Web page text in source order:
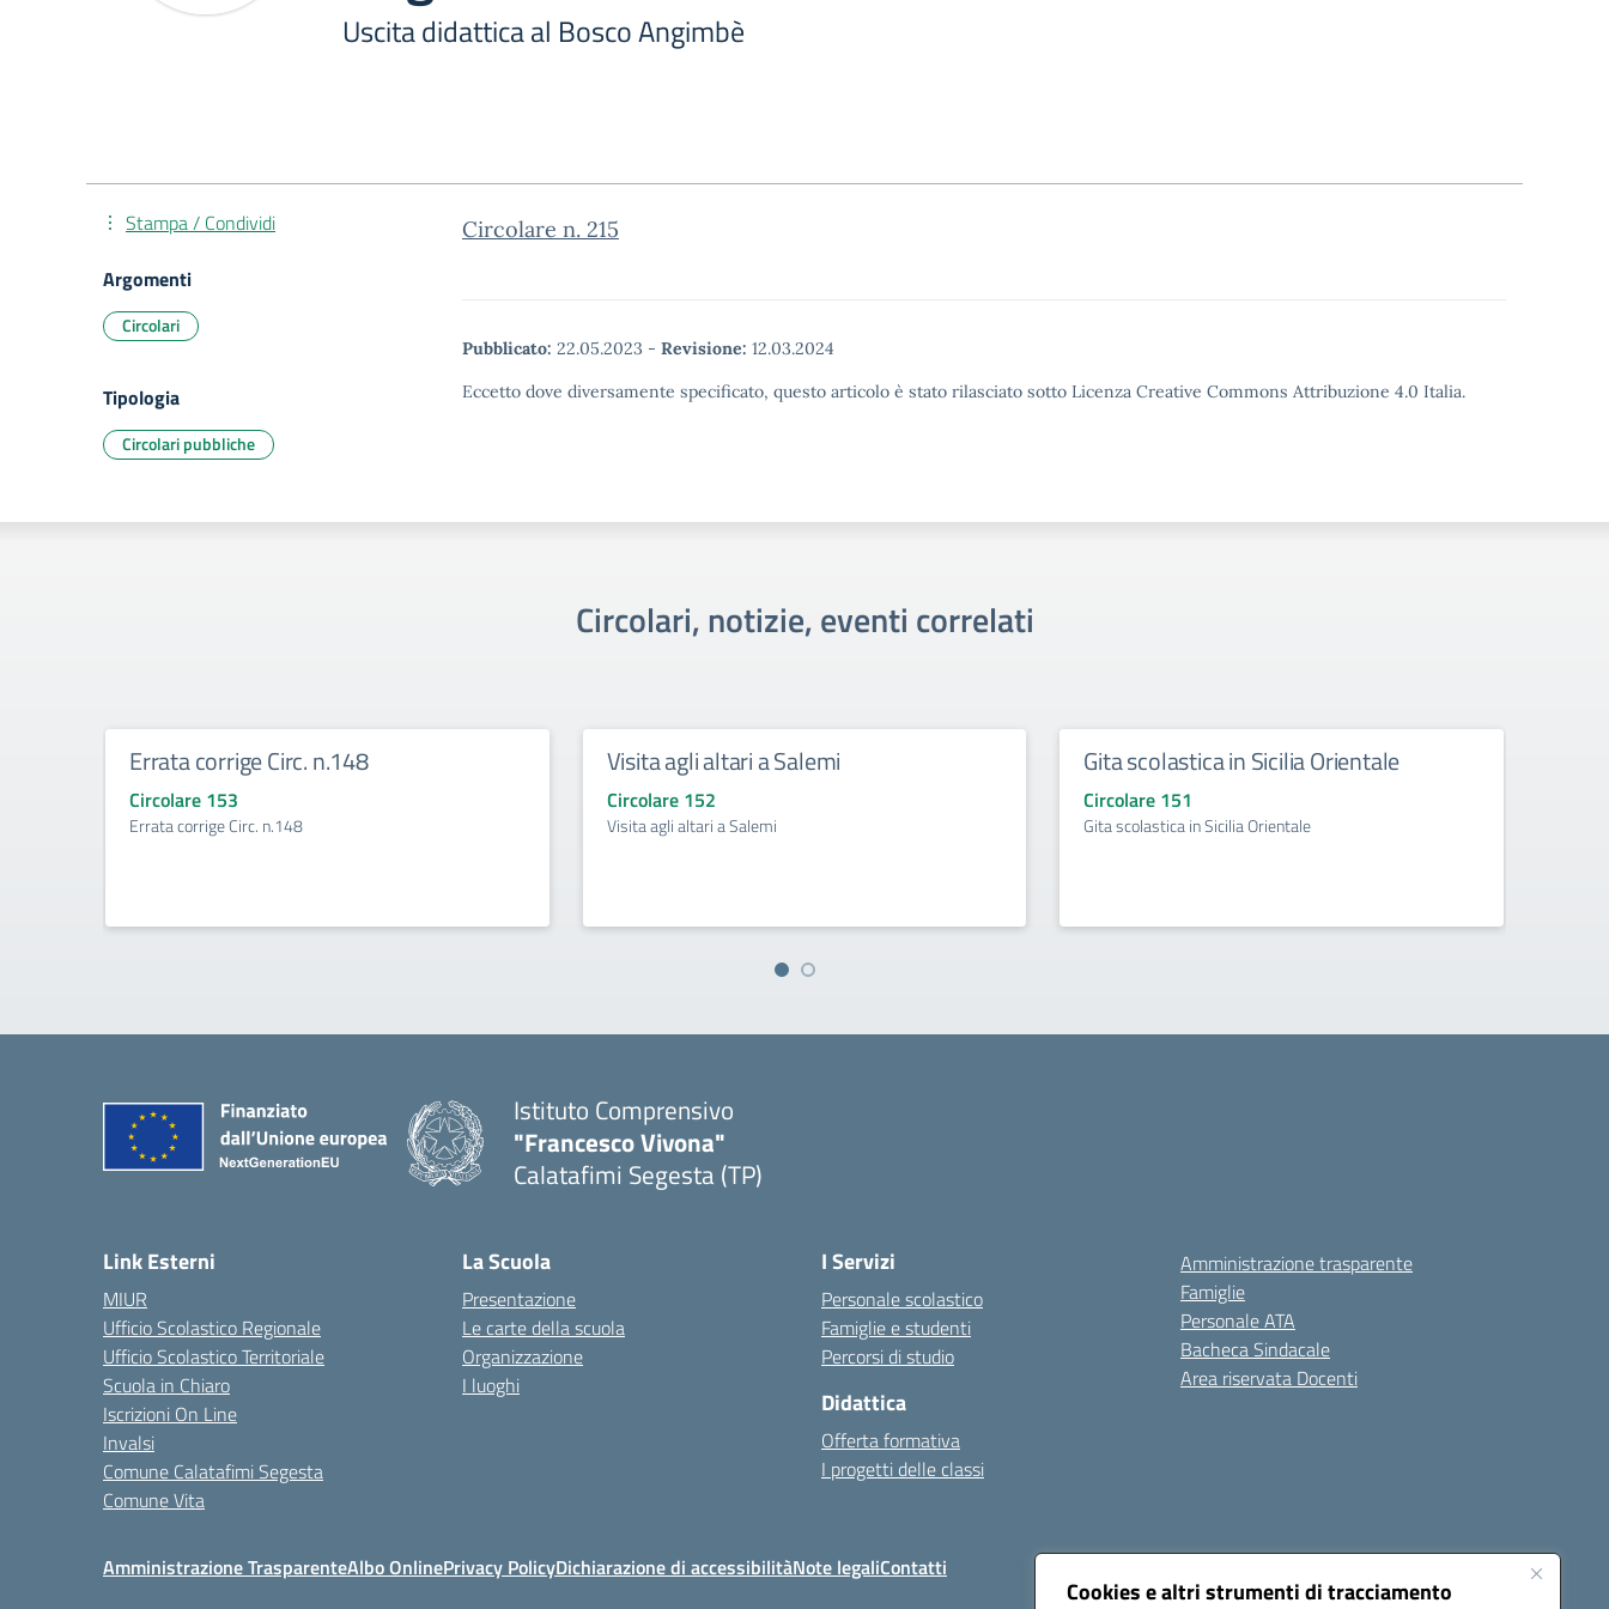
Cookies e altri strumenti di tracciamento
Uscita didattica al Bosco Angimbè
Circolare n. 215
Pubblicato: 22.05.2023 - Revisione: 12.03.2024
Eccetto dove diversamente specificato, questo articolo è stato rilasciato sotto Licenza Creative Commons Attribuzione 4.0 Italia.
Stampa / Condividi
Argomenti
Circolari
Tipologia
Circolari pubbliche
Circolari, notizie, eventi correlati
Errata corrige Circ. n.148
Circolare 153
Errata corrige Circ. n.148
Visita agli altari a Salemi
Circolare 152
Visita agli altari a Salemi
Gita scolastica in Sicilia Orientale
Circolare 151
Gita scolastica in Sicilia Orientale
Istituto Comprensivo
"Francesco Vivona"
Calatafimi Segesta (TP)
Link Esterni
MIUR
Ufficio Scolastico Regionale
Ufficio Scolastico Territoriale
Scuola in Chiaro
Iscrizioni On Line
Invalsi
Comune Calatafimi Segesta
Comune Vita
La Scuola
Presentazione
Le carte della scuola
Organizzazione
I luoghi
I Servizi
Personale scolastico
Famiglie e studenti
Percorsi di studio
Didattica
Offerta formativa
I progetti delle classi
Amministrazione trasparente
Famiglie
Personale ATA
Bacheca Sindacale
Area riservata Docenti
Amministrazione TrasparenteAlbo OnlinePrivacy PolicyDichiarazione di accessibilitàNote legaliContatti